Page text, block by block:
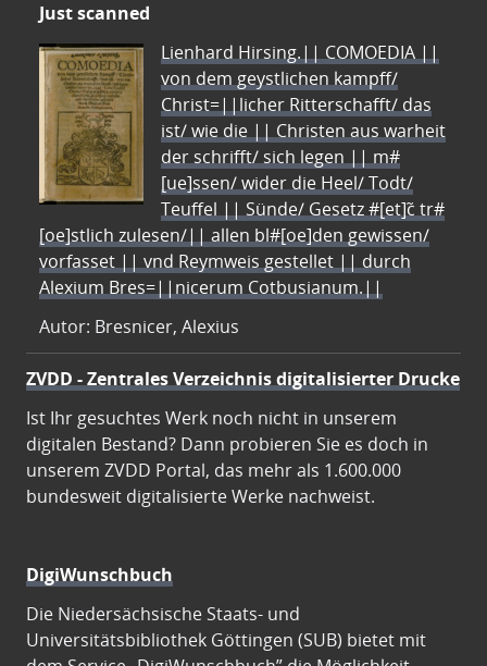
Just scanned
Lienhard Hirsing.|| COMOEDIA ||
von dem geystlichen kampff/
Christ=||licher Ritterschafft/ das
ist/ wie die || Christen aus warheit
der schrifft/ sich legen || m#
[ue]ssen/ wider die Heel/ Todt/
Teuffel || Sünde/ Gesetz #[et]c̃ tr#
[oe]stlich zulesen/|| allen bl#[oe]den gewissen/
vorfasset || vnd Reymweis gestellet || durch
Alexium Bres=||nicerum Cotbusianum.||
Autor: Bresnicer, Alexius
ZVDD - Zentrales Verzeichnis digitalisierter Drucke
Ist Ihr gesuchtes Werk noch nicht in unserem
digitalen Bestand? Dann probieren Sie es doch in
unserem ZVDD Portal, das mehr als 1.600.000
bundesweit digitalisierte Werke nachweist.
DigiWunschbuch
Die Niedersächsische Staats- und
Universitätsbibliothek Göttingen (SUB) bietet mit